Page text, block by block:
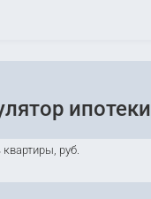
ипотеки
руб.